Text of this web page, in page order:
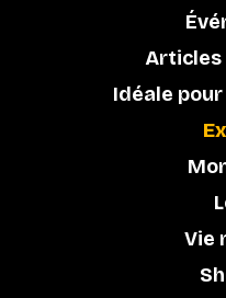
Articles
Idéale
Vie